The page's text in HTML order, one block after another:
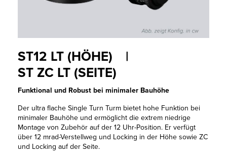
ST12 LT (HÖHE) |
ST ZC LT (SEITE)
Funktional und Robust bei minimaler Bauhöhe
Der ultra flache Single Turn Turm bietet hohe Funktion bei
minimaler Bauhöhe und ermöglicht die extrem niedrige
Montage von Zubehör auf der 12 Uhr-Position. Er verfügt
über 12 mrad-Verstellweg und Locking in der Höhe sowie ZC
und Locking auf der Seite.